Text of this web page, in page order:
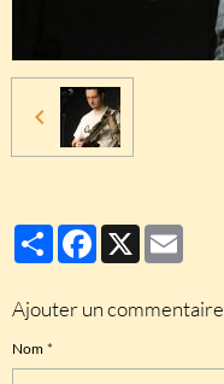
PartagerFacebook
X
Ajouter un commentaire
Nom